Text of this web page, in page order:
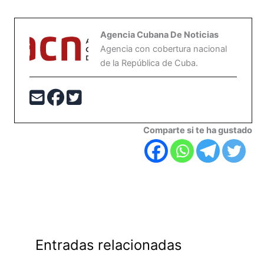
Agencia Cubana De Noticias
Agencia con cobertura nacional
de la República de Cuba.
Comparte si te ha gustado
Entradas relacionadas